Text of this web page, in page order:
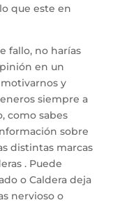
que este en
fallo, no harías
en un
y
siempre a
como sabes
sobre
distintas marcas
. Puede
o Caldera deja
nervioso o